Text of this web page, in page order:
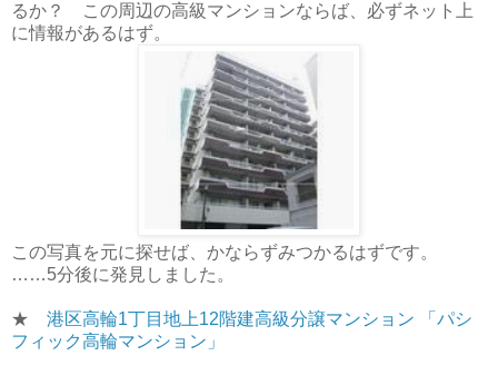
るか？ この周辺の高級マンションならば、必ずネット上
に情報があるはず。
この写真を元に探せば、かならずみつかるはずです。
……5分後に発見しました。
★ 港区高輪1丁目地上12階建高級分譲マンション 「パシ
フィック高輪マンション」